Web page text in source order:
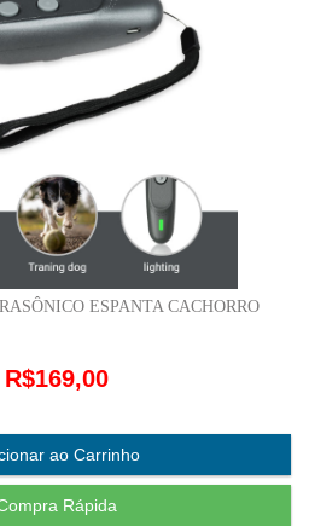
ESPANTA CACHORRO
R$169,00